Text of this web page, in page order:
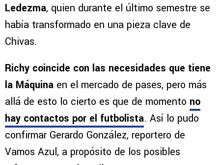
Ledezma, quien durante el último semestre se
había transformado en una pieza clave de
Chivas.
Richy coincide con las necesidades que tiene
la Máquina en el mercado de pases, pero más
allá de esto lo cierto es que de momento no
hay contactos por el futbolista. Así lo pudo
confirmar Gerardo González, reportero de
Vamos Azul, a propósito de los posibles